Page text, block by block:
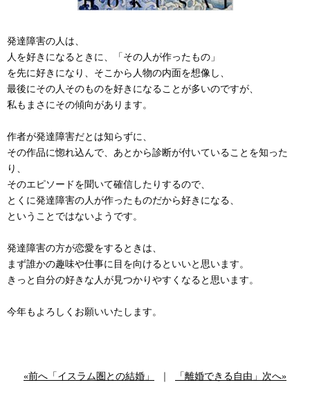
発達障害の人は、
人を好きになるときに、「その人が作ったもの」
を先に好きになり、そこから人物の内面を想像し、
最後にその人そのものを好きになることが多いのですが、
私もまさにその傾向があります。
作者が発達障害だとは知らずに、
その作品に惚れ込んで、あとから診断が付いていることを知った
り、
そのエピソードを聞いて確信したりするので、
とくに発達障害の人が作ったものだから好きになる、
ということではないようです。
発達障害の方が恋愛をするときは、
まず誰かの趣味や仕事に目を向けるといいと思います。
きっと自分の好きな人が見つかりやすくなると思います。
今年もよろしくお願いいたします。
«前へ「イスラム圏との結婚」 「離婚できる自由」次へ»